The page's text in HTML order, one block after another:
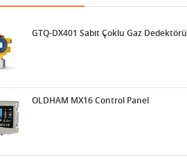
GTQ-DX401 Sabit Çoklu Gaz Dedektörü
OLDHAM MX16 Control Panel